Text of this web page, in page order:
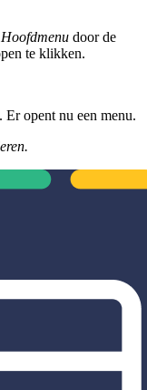
Hoofdmenu door de
te klikken.
opent nu een menu.